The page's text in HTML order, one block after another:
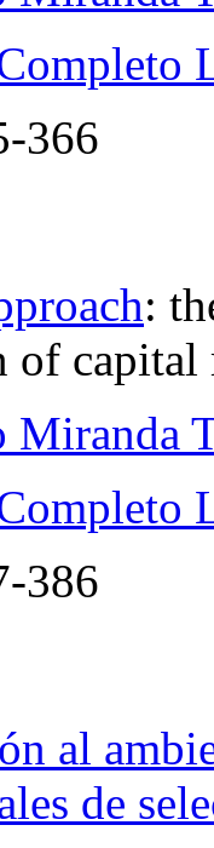
366
:
of capital
Miranda
386
al
de